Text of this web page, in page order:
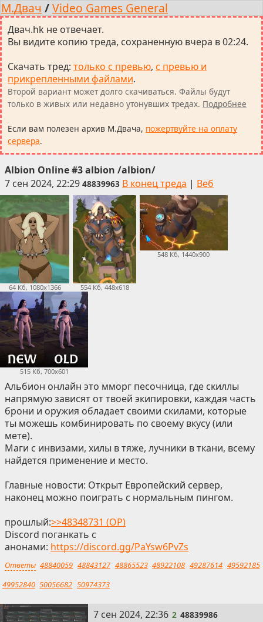
М.Двач /Video Games General
Двач.hk не отвечает.
Вы видите копию треда, сохраненную вчера в 02:24.
Скачать тред: только с превью, с превью и
прикрепленными файлами.
Второй вариант может долго скачиваться. Файлы будут
только в живых или недавно утонувших тредах. Подробнее
Если вам полезен архив М.Двача, пожертвуйте на оплату
сервера.
Albion Online #3 albion /albion/
7 сен 2024, 22:29 48839963 В конец треда | Веб
64 Кб, 1080x1366 554 Кб, 448x618
548 Кб, 1440x900
515 Кб, 700x601
Альбион онлайн это мморг песочница, где скиллы
напрямую зависят от твоей экипировки, каждая часть
брони и оружия обладает своими скилами, которые
ты можешь комбинировать по своему вкусу (или
мете).
Маги с инвизами, хилы в тяже, лучники в ткани, всему
найдется применение и место.
Главные новости: Открыт Европейский сервер,
наконец можно поиграть с нормальным пингом.
прошлый:>>48348731 (OP)
Discord поганкать с
анонами: https://discord.gg/PaYsw6PvZs
Ответы 48840059 48843127 48865523 48922108 49287614 49592185
49952840 50056682 50974373
2
7 сен 2024, 22:36 2 48839986